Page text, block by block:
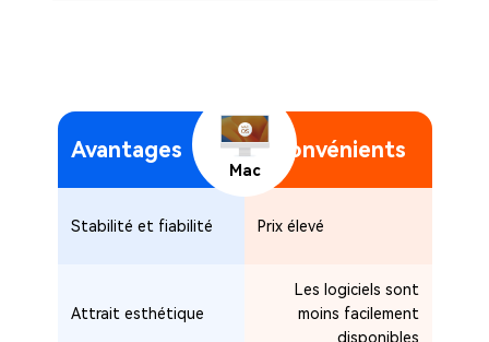
Mac
Avantages Inconvénients
Stabilité et fiabilité Prix élevé
Attrait esthétique
Les logiciels sont
moins facilement
disponibles